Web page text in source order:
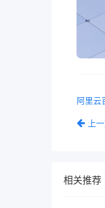
阿里云
上
相关推荐